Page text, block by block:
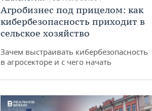
Агробизнес под прицелом: как
кибербезопасность приходит в
сельское хозяйство
Зачем выстраивать кибербезопасность
в агросекторе и с чего начать